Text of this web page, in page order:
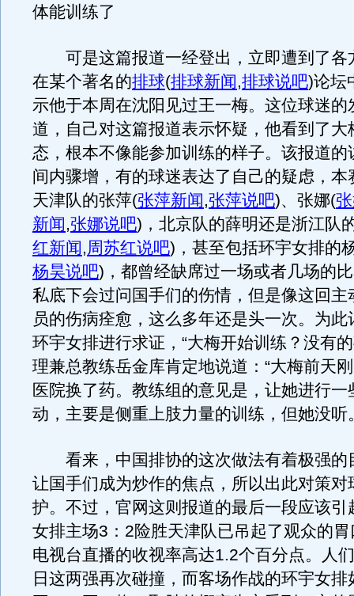
体能训练了
可是这篇报道一经登出，立即遭到了各
在某个著名的排球(排球新闻,排球说吧)论坛
示他于本周在沈阳见过王一梅。这位球迷的
道，自己对这篇报道表示怀疑，他看到了大
态，根本不像能参加训练的样子。该报道的
间内骤增，有的球迷表达了自己的疑虑，本
天津队的张萍(张萍新闻,张萍说吧)、张娜(
新闻,张娜说吧) ，北京队的薛明还是浙江队
红新闻,周苏红说吧) ，甚至包括环宇女排的
杨昊说吧) ，都曾经缺席过一场或者几场的
私底下会过问国手们的伤情，但是像这回主
员的伤病痊愈，这么多年还是头一次。为此
环宇女排进行求证，“大梅开始训练？没有
理兼总教练岳金库肯定地说道：“大梅前天
医院换了药。教练组的意见是，让她进行一
动，主要是侧重上肢力量的训练，但她没听
看来，中国排协的这次做法有着极强的
让国手们成为炒作的焦点，所以出此对策对
护。不过，官网这则报道的最后一段应该引
女排主场3：2险胜天津队已吊起了观众的
电视台直播的收视率高达1.2个百分点。人
日这两强再次碰撞，而客场作战的环宇女排